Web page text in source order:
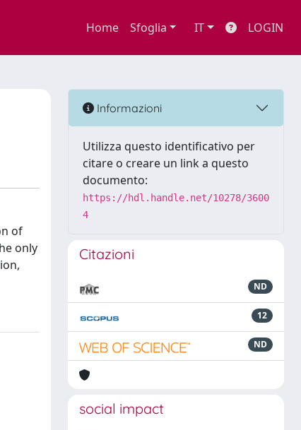
Home Sfoglia IT LOGIN
of
only
Informazioni
Utilizza questo identificativo per
citare o creare un link a questo
documento:
https://hdl.handle.net/10278/3600
4
Citazioni
ND
12
ND
social impact